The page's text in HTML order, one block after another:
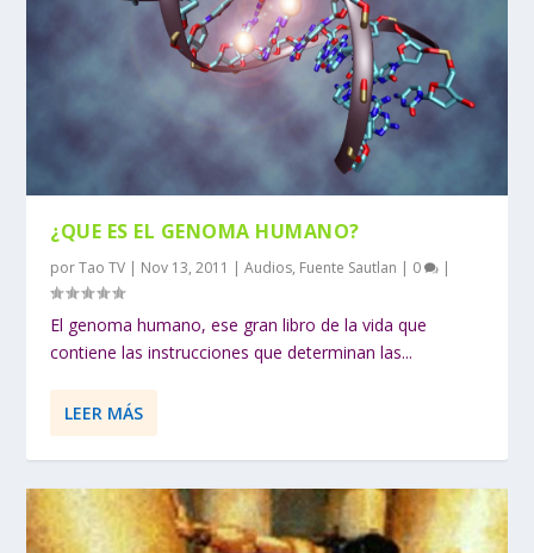
¿QUE ES EL GENOMA HUMANO?
porTao TV | Nov 13, 2011 |Audios, Fuente Sautlan | 0 |
El genoma humano, ese gran libro de la vida que
contiene las instrucciones que determinan las...
LEER MÁS